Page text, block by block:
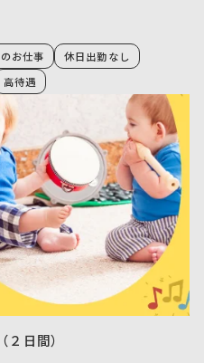
お仕事
休日出勤なし
高待遇
日間）